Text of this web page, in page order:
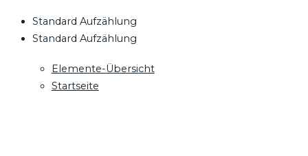
Standard Aufzählung
Standard Aufzählung
Elemente-Übersicht
Startseite